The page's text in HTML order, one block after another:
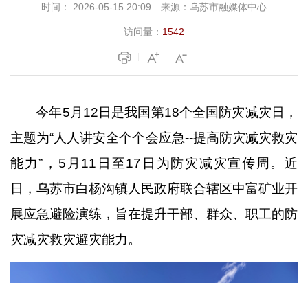
时间： 2026-05-15 20:09 来源： 乌苏市融媒体中心
访问量： 1542
今年5月12日是我国第18个全国防灾减灾日，
主题为“人人讲安全个个会应急--提高防灾减灾救灾
能力”，5月11日至17日为防灾减灾宣传周。近
日，乌苏市白杨沟镇人民政府联合辖区中富矿业开
展应急避险演练，旨在提升干部、群众、职工的防
灾减灾救灾避灾能力。